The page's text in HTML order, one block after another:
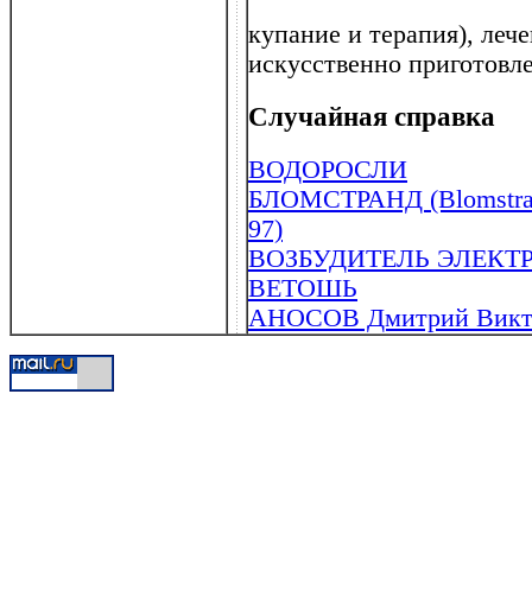
купание и терапия),
искусственно
Случайная справка
ВОДОРОСЛИ
БЛОМСТРАНД
97)
ВОЗБУДИТЕЛЬ
ВЕТОШЬ
АНОСОВ Дмитрий